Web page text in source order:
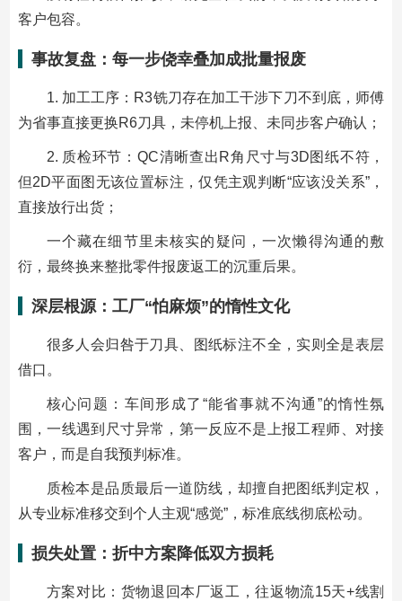
客户包容。
事故复盘：每一步侥幸叠加成批量报废
1. 加工工序：R3铣刀存在加工干涉下刀不到底，师傅
为省事直接更换R6刀具，未停机上报、未同步客户确认；
2. 质检环节：QC清晰查出R角尺寸与3D图纸不符，
但2D平面图无该位置标注，仅凭主观判断“应该没关系”，
直接放行出货；
一个藏在细节里未核实的疑问，一次懒得沟通的敷
衍，最终换来整批零件报废返工的沉重后果。
深层根源：工厂“怕麻烦”的惰性文化
很多人会归咎于刀具、图纸标注不全，实则全是表层
借口。
核心问题：车间形成了“能省事就不沟通”的惰性氛
围，一线遇到尺寸异常，第一反应不是上报工程师、对接
客户，而是自我预判标准。
质检本是品质最后一道防线，却擅自把图纸判定权，
从专业标准移交到个人主观“感觉”，标准底线彻底松动。
损失处置：折中方案降低双方损耗
方案对比：货物退回本厂返工，往返物流15天+线割